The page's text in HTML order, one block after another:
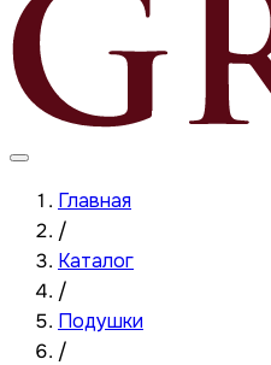
Главная
/
Каталог
/
Подушки
/